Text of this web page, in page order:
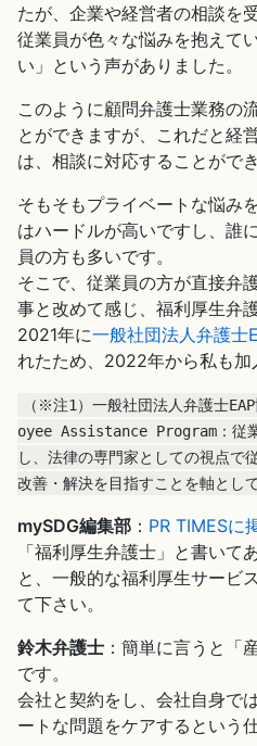
たが、企業や経営者の相談を
従業員が色々な悩みを抱えて
い」という声がありました。
このように顧問弁護士業務の
とができますが、これだと経
は、相談に対応することができ
そもそもプライベートな悩み
はハードルが高いですし、誰
員の方も多いです。
そこで、従業員の方が直接弁
事と改めて感じ、福利厚生弁
2021年に一般社団法人弁護士
れたため、2022年から私も加
（※注1）一般社団法人弁護士
oyee Assistance Program：従業
し、法律の専門家としての視点で
改善・解決を目指すことを軸とし
mySDG編集部 ： PR TIMESに
「福利厚生弁護士」と書いて
と、一般的な福利厚生サービ
て下さい。
鈴木弁護士 ：簡単に言うと「
です。
会社と契約をし、会社自身で
ートな問題をケアするという